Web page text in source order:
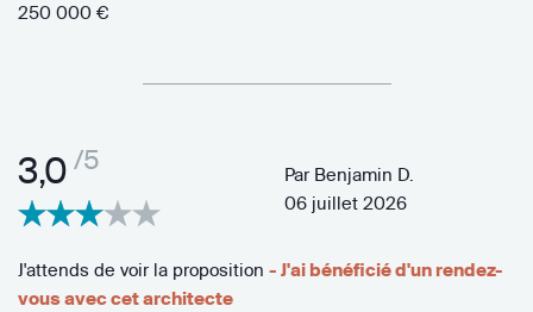
250 000 €
3,0 /5 Par Benjamin D.
06 juillet 2026
J'attends de voir la proposition - J'ai bénéficié d'un rendez-
vous avec cet architecte